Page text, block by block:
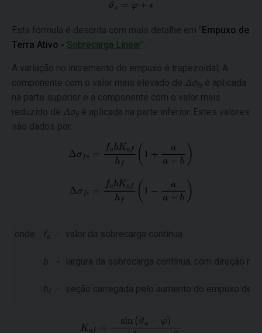
Esta fórmula é descrita com mais detalhe em "Empuxo de
Terra Ativo - Sobrecarga Linear".
A variação no incremento do empuxo é trapezoidal; A
componente com o valor mais elevado de Δσfs é aplicada
na parte superior e a componente com o valor mais
reduzido de Δσfi é aplicada na parte inferior. Estes valores
são dados por:
onde: f a - valor da sobrecarga contínua
b - largura da sobrecarga contínua, com direção
h f - seção carregada pelo aumento do empuxo de